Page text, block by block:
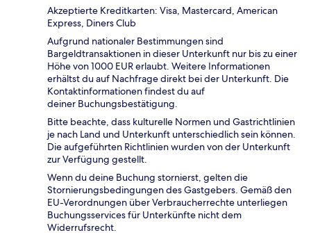
Akzeptierte Kreditkarten: Visa, Mastercard, American
Express, Diners Club
Aufgrund nationaler Bestimmungen sind
Bargeldtransaktionen in dieser Unterkunft nur bis zu einer
Höhe von 1000 EUR erlaubt. Weitere Informationen
erhältst du auf Nachfrage direkt bei der Unterkunft. Die
Kontaktinformationen findest du auf
deiner Buchungsbestätigung.
Bitte beachte, dass kulturelle Normen und Gastrichtlinien
je nach Land und Unterkunft unterschiedlich sein können.
Die aufgeführten Richtlinien wurden von der Unterkunft
zur Verfügung gestellt.
Wenn du deine Buchung stornierst, gelten die
Stornierungsbedingungen des Gastgebers. Gemäß den
EU-Verordnungen über Verbraucherrechte unterliegen
Buchungsservices für Unterkünfte nicht dem
Widerrufsrecht.